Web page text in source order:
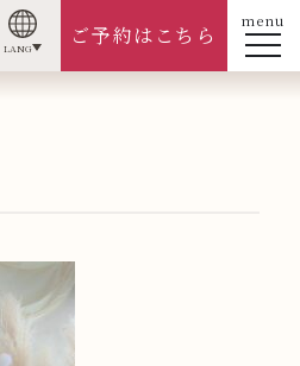
menu
ご予約はこちら
LANG